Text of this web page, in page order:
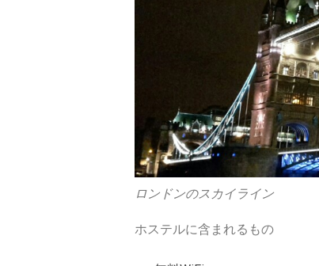
ロンドンのスカイライン
ホステルに含まれるもの